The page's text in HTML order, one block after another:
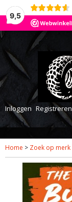
9,5
Inloggen Registreren
Home > Zoek op merk